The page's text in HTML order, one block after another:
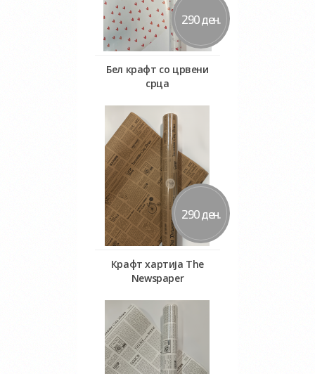
290 ден.
Бел крафт со црвени
срца
Во кошничка
290 ден.
Крафт хартија The
Newspaper
Во кошничка